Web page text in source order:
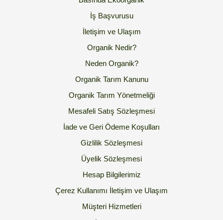
İş Başvurusu
İletişim ve Ulaşım
Organik Nedir?
Neden Organik?
Organik Tarım Kanunu
Organik Tarım Yönetmeliği
Mesafeli Satış Sözleşmesi
İade ve Geri Ödeme Koşulları
Gizlilik Sözleşmesi
Üyelik Sözleşmesi
Hesap Bilgilerimiz
Çerez Kullanımı İletişim ve Ulaşım
Müşteri Hizmetleri